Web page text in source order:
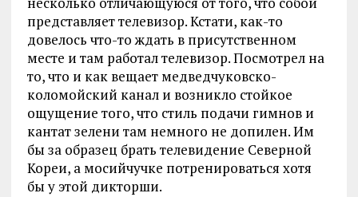
представляет телевизор. Кстати, как-то
довелось что-то ждать в присутственном
месте и там работал телевизор. Посмотрел на
то, что и как вещает медведчуковско-
коломойский канал и возникло стойкое
ощущение того, что стиль подачи гимнов и
кантат зелени там немного не допилен. Им
бы за образец брать телевидение Северной
Кореи, а мосийчучке потренироваться хотя
бы у этой дикторши.